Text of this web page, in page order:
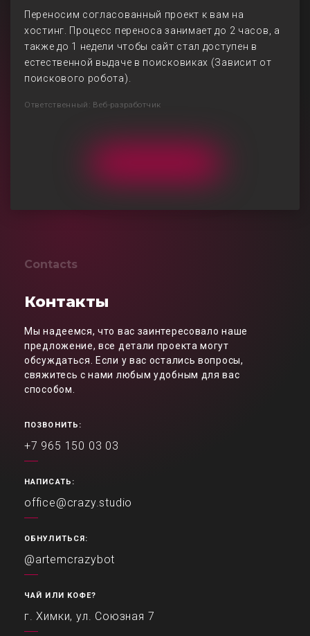
Переносим согласованный проект к вам на
хостинг. Процесс переноса занимает до 2 часов, а
также до 1 недели чтобы сайт стал доступен в
естественной выдаче в поисковиках (Зависит от
поискового робота).
Ответственный: Веб-разработчик
Contacts
Контакты
Мы надеемся, что вас заинтересовало наше
предложение, все детали проекта могут
обсуждаться. Если у вас остались вопросы,
свяжитесь с нами любым удобным для вас
способом.
ПОЗВОНИТЬ:
+7 965 150 03 03
НАПИСАТЬ:
office@crazy.studio
ОБНУЛИТЬСЯ:
@artemcrazybot
ЧАЙ ИЛИ КОФЕ?
г. Химки, ул. Союзная 7